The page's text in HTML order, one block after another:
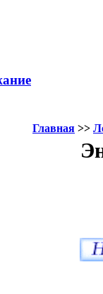
Главная >>